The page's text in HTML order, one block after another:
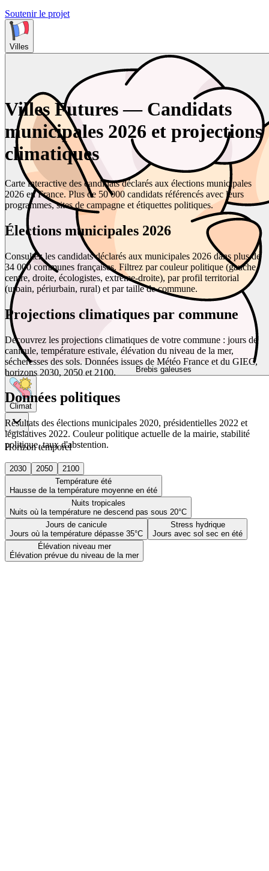
Soutenir le projet
Villes
Brebis galeuses
Climat
Horizon temporel
2030 2050
2100
Température été
Hausse de la température moyenne en été
Nuits tropicales
Nuits où la température ne descend pas sous 20°C
Jours de canicule
Jours où la température dépasse 35°C
Stress hydrique
Jours avec sol sec en été
Élévation niveau mer
Élévation prévue du niveau de la mer
Villes Futures — Candidats
municipales 2026 et projections
climatiques
Carte interactive des candidats déclarés aux élections municipales
2026 en France. Plus de 50 000 candidats référencés avec leurs
programmes, sites de campagne et étiquettes politiques.
Élections municipales 2026
Consultez les candidats déclarés aux municipales 2026 dans plus de
34 000 communes françaises. Filtrez par couleur politique (gauche,
centre, droite, écologistes, extrême-droite), par profil territorial
(urbain, périurbain, rural) et par taille de commune.
Projections climatiques par commune
Découvrez les projections climatiques de votre commune : jours de
canicule, température estivale, élévation du niveau de la mer,
sécheresses des sols. Données issues de Météo France et du GIEC,
horizons 2030, 2050 et 2100.
Données politiques
Résultats des élections municipales 2020, présidentielles 2022 et
législatives 2022. Couleur politique actuelle de la mairie, stabilité
politique, taux d'abstention.